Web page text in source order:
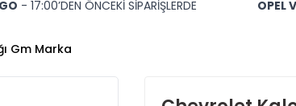
- 17:00’DEN ÖNCEKİ SİPARİŞLERDE OPEL
Gm Marka